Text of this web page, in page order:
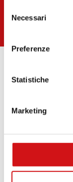
mediante il link
delNecessari
Preferenze
Statistiche
Marketing